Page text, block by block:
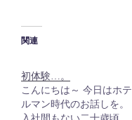
関連
初体験…。
こんにちは～ 今日はホテ
ルマン時代のお話しを。